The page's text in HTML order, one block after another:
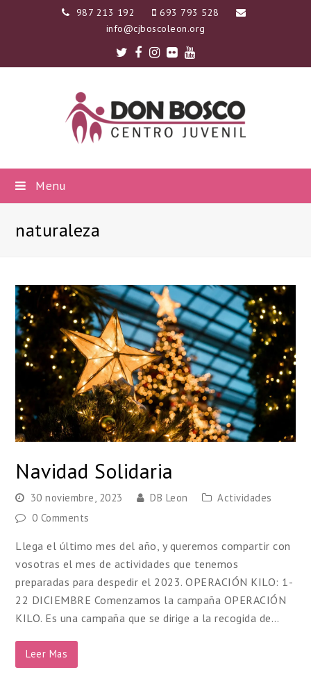
987 213 192
693 793 528
info@cjboscoleon.org
Twitter
Facebook
Instagram
FlickrYoutube
Menu
naturaleza
Navidad Solidaria
30 noviembre, 2023 DB Leon
Actividades
0 Comments
Llega el último mes del año, y queremos compartir con
vosotras el mes de actividades que tenemos
preparadas para despedir el 2023. OPERACIÓN KILO: 1-
22 DICIEMBRE Comenzamos la campaña OPERACIÓN
KILO. Es una campaña que se dirige a la recogida de…
Leer Mas